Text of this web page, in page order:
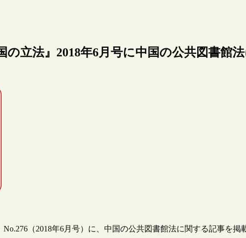
の立法』2018年6月号に中国の公共図書館
（2018年6月号）に、中国の公共図書館法に関する記事を掲